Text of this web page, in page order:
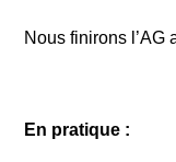
Nous finirons l’AG
En pratique :